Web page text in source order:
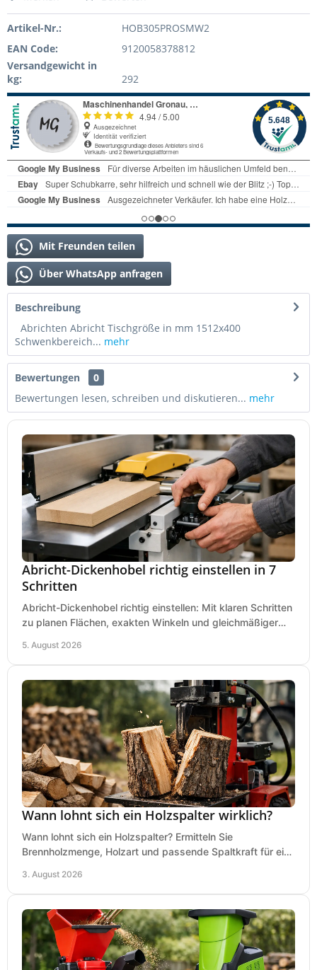
Artikel-Nr.:
HOB305PROSMW2
EAN Code:
9120058378812
Versandgewicht in
kg:
292
Mit Freunden teilen
Über WhatsApp anfragen
Beschreibung
Abrichten Abricht Tischgröße in mm 1512x400
Schwenkbereich... mehr
Bewertungen
0
Bewertungen lesen, schreiben und diskutieren... mehr
Abricht-Dickenhobel richtig einstellen in 7
Schritten
Abricht-Dickenhobel richtig einstellen: Mit klaren Schritten
zu planen Flächen, exakten Winkeln und gleichmäßiger
5. August 2026
Wann lohnt sich ein Holzspalter wirklich?
Wann lohnt sich ein Holzspalter? Ermitteln Sie
Brennholzmenge, Holzart und passende Spaltkraft für eine
3. August 2026